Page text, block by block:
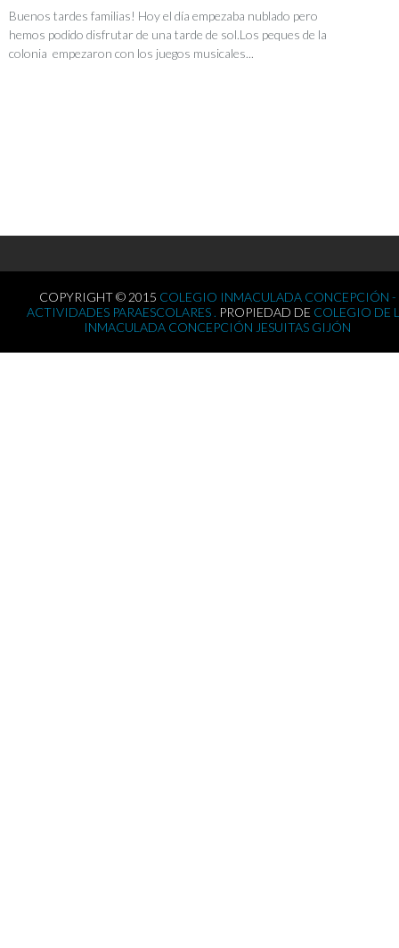
Buenos tardes familias! Hoy el día empezaba nublado pero
hemos podido disfrutar de una tarde de sol.Los peques de la
colonia empezaron con los juegos musicales...
COPYRIGHT © 2015 COLEGIO INMACULADA CONCEPCIÓN -
ACTIVIDADES PARAESCOLARES . PROPIEDAD DE COLEGIO DE
INMACULADA CONCEPCIÓN JESUITAS GIJÓN